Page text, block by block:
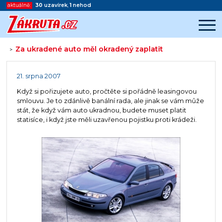
aktuálně: 30 uzavírek,1 nehod
> Za ukradené auto měl okradený zaplatit
Začátek reklamy
21. srpna 2007
Když si pořizujete auto, pročtěte si pořádně leasingovou
smlouvu. Je to zdánlivě banální rada, ale jinak se vám může
stát, že když vám auto ukradnou, budete muset platit
statisíce, i když jste měli uzavřenou pojistku proti krádeži.